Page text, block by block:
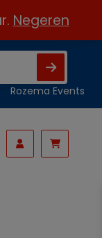
Negeren
Rozema Events